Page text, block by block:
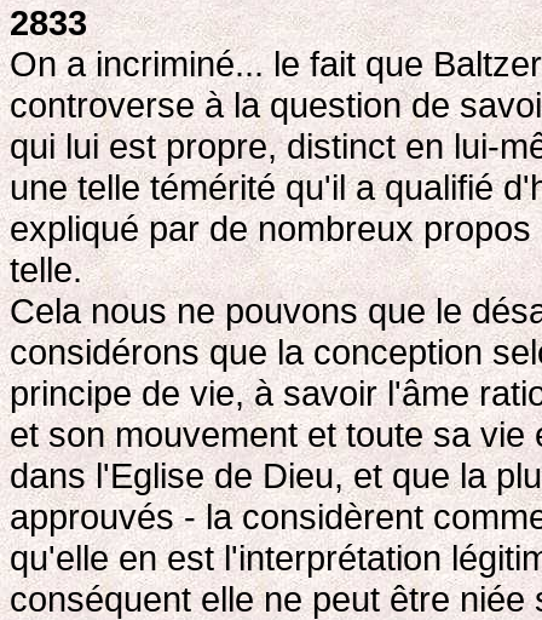
2833
On a incriminé... le fait que
controverse à la question de
qui lui est propre, distinct en lui-
une telle témérité qu'il a qualifié
expliqué par de nombreux
telle.
Cela nous ne pouvons que le
considérons que la conception
principe de vie, à savoir l'âme
et son mouvement et toute sa
dans l'Eglise de Dieu, et que la
approuvés - la considèrent
qu'elle en est l'interprétation
conséquent elle ne peut être